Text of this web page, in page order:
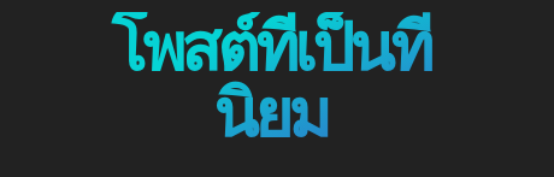
โพสต์ที่เป็นที่
นิยม